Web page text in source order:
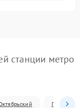
станции метро